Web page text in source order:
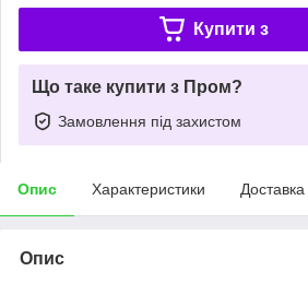
Купити з
Що таке купити з Пром?
Замовлення під захистом
Опис Характеристики Доставка
Опис